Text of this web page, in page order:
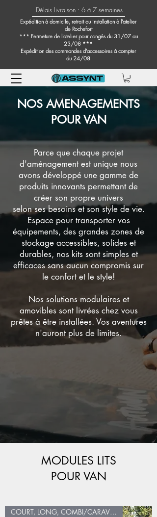
Délais livraison : 6 à 7 semaines
Expédition à domicile, retrait ou installation à l'atelier
de Rochefort
*** Fermeture de l'atelier pour congés du 31/07 au
23/08 ***
Expédition des commandes d'accessoires à compter
du 24/08
NOS AMENAGEMENTS
POUR VAN
Parce que chaque projet
d'aménagement est unique nous
avons développé une gamme de
produits innovants permettant de
créer son propre univers
selonsesbesoins et son style de vie.
Espace pour transporter vos
équipements, des grandes zones de
stockage accessibles, solides et
durables, nos kits sont simples et
efficaces sans aucun compromis sur
le confort et le style!
Nos solutions modulaires et
amovibles sont livrées chez vous
prêtes à être installées. Vos aventures
n'auront plus de limites.
MODULES LITS
POUR VAN
COURT, LONG, COMBI/CARAVELLE